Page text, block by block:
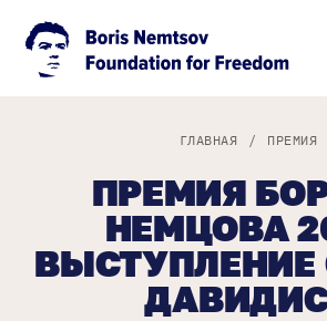
ГЛАВНАЯ / ПРЕМИЯ
ПРЕМИЯ
НЕМЦОВА
ВЫСТУПЛЕНИЕ